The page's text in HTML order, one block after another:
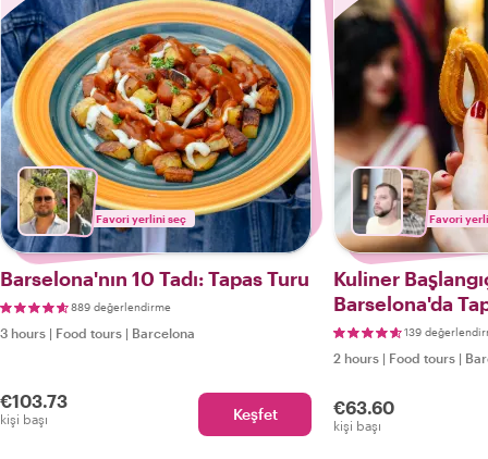
Favori yerlini seç
Barselona'nın 10 Tadı: Tapas Turu
889 değerlendirme
3 hours | Food tours | Barcelona
€103.73
kişi başı Keşfet
Favori
Kuliner
Barselona'da
139
2 hours | Food tours |
€63.60
kişi başı